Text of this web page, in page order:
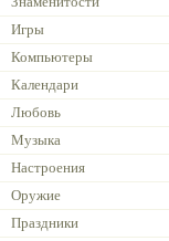
Игры
Компьютеры
Календари
Любовь
Музыка
Настроения
Оружие
Праздники